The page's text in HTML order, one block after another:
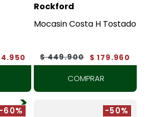
.950
Rockford
Mocasin Costa H Tostado
$ 449.900 $ 179.960
COMPRAR
-60% -50%